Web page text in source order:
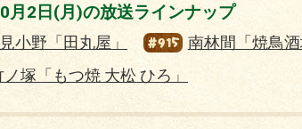
月2日(月)の放送ラインナップ
小野「田丸屋」 #915 南林間「焼鳥酒
ノ塚「もつ焼 大松 ひろ」